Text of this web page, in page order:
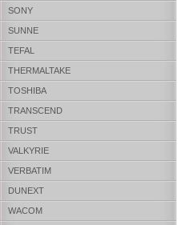
SONY
SUNNE
TEFAL
THERMALTAKE
TOSHIBA
TRANSCEND
TRUST
VALKYRIE
VERBATIM
DUNEXT
WACOM